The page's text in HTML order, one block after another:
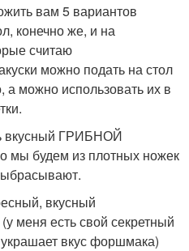
вам 5 вариантов
конечно же, и на
считаю
можно подать на стол
а можно использовать их в
вкусный ГРИБНОЙ
мы будем из плотных ножек
вкусный
есть свой секретный
вкус форшмака)